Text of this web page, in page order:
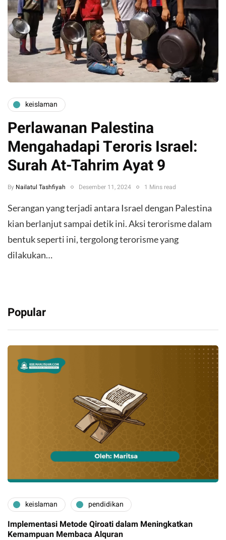
keislaman
Perlawanan Palestina
Mengahadapi Teroris Israel:
Surah At-Tahrim Ayat 9
By Nailatul Tashfiyah Desember 11, 2024 1 Mins read
Serangan yang terjadi antara Israel dengan Palestina
kian berlanjut sampai detik ini. Aksi terorisme dalam
bentuk seperti ini, tergolong terorisme yang
dilakukan…
Popular
keislaman pendidikan
Implementasi Metode Qiroati dalam Meningkatkan
Kemampuan Membaca Alquran